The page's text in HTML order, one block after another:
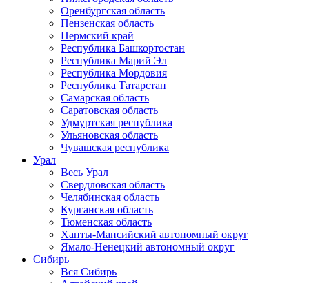
Оренбургская область
Пензенская область
Пермский край
Республика Башкортостан
Республика Марий Эл
Республика Мордовия
Республика Татарстан
Самарская область
Саратовская область
Удмуртская республика
Ульяновская область
Чувашская республика
Урал
Весь Урал
Свердловская область
Челябинская область
Курганская область
Тюменская область
Ханты-Мансийский автономный округ
Ямало-Ненецкий автономный округ
Сибирь
Вся Сибирь